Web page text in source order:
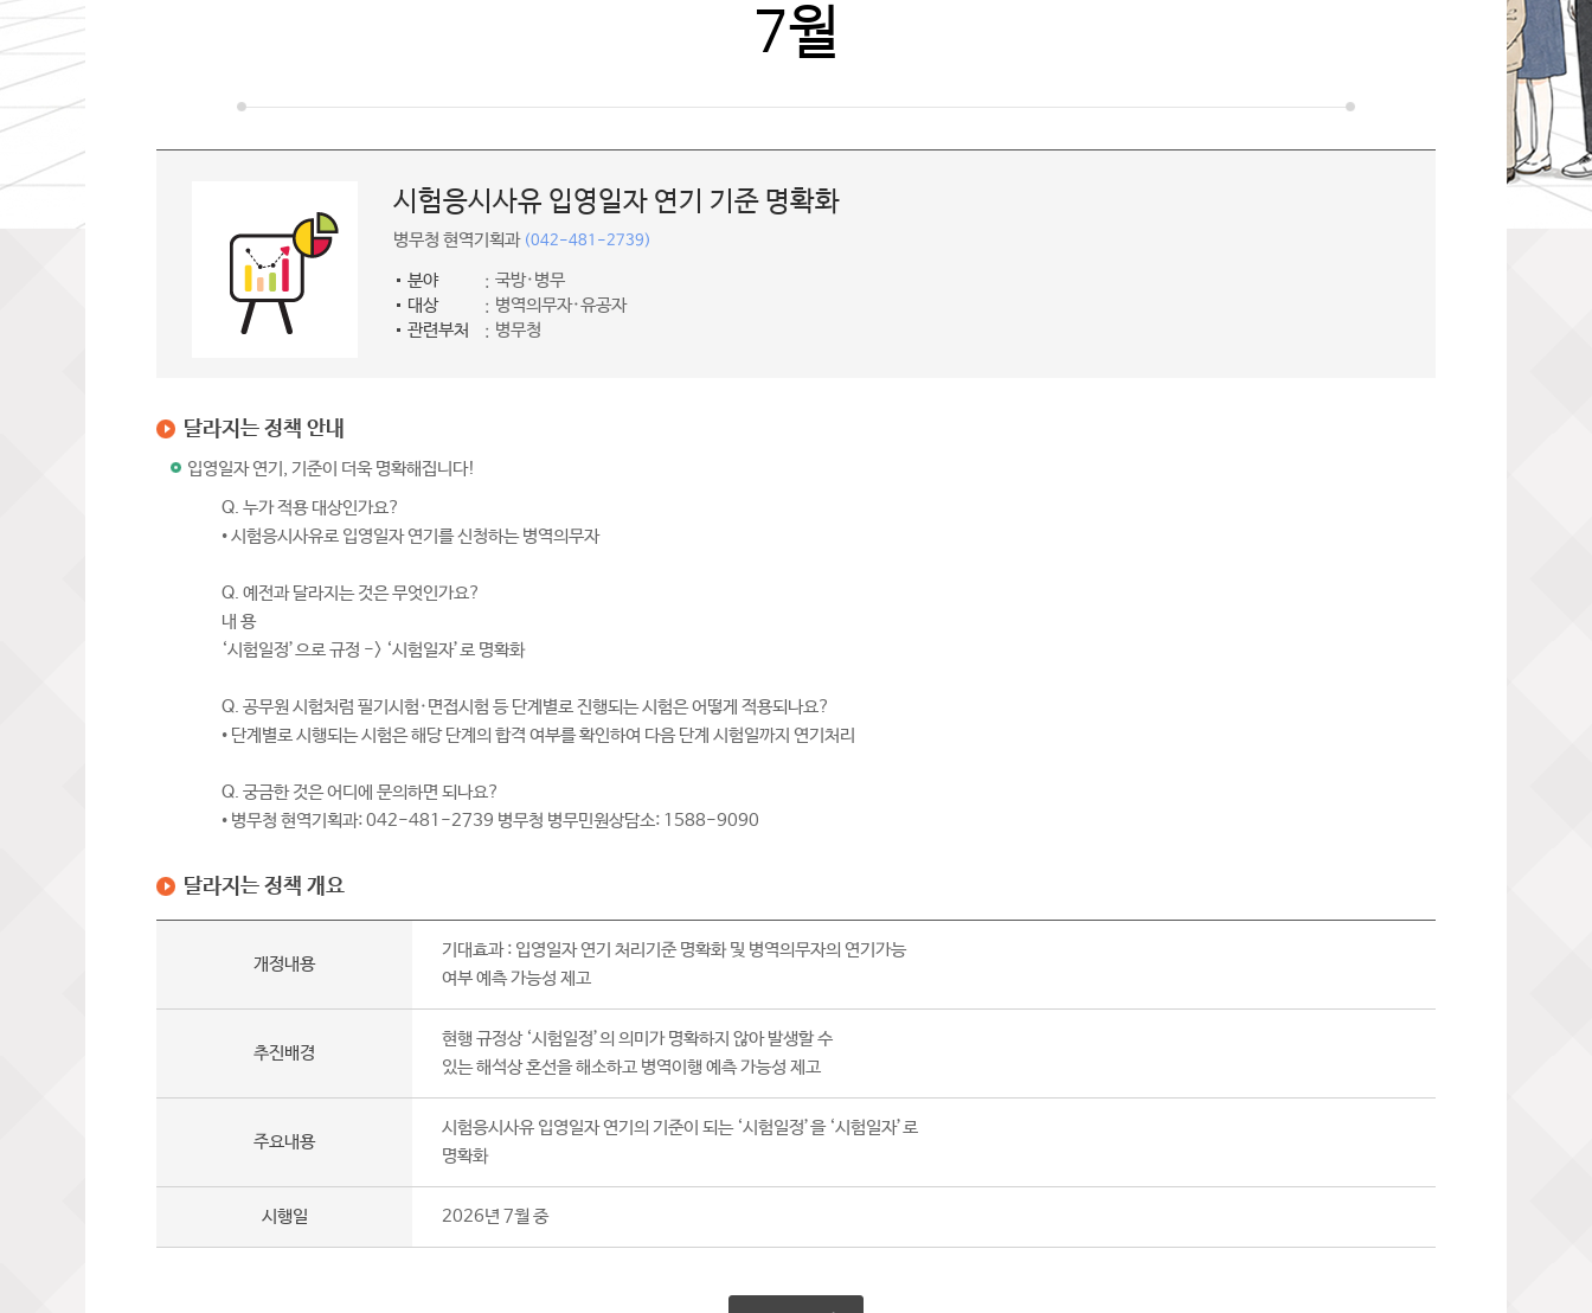
7월
시험응시사유 입영일자 연기 기준 명확화
병무청 현역기획과 (042-481-2739)
분야
국방·병무
대상
병역의무자·유공자
관련부처
병무청
달라지는 정책 안내
입영일자 연기, 기준이 더욱 명확해집니다!
Q. 누가 적용 대상인가요?
• 시험응시사유로 입영일자 연기를 신청하는 병역의무자
Q. 예전과 달라지는 것은 무엇인가요?
내 용
‘시험일정’으로 규정 -> ‘시험일자’로 명확화
Q. 공무원 시험처럼 필기시험·면접시험 등 단계별로 진행되는 시험은 어떻게 적용되나요?
• 단계별로 시행되는 시험은 해당 단계의 합격 여부를 확인하여 다음 단계 시험일까지 연기처리
Q. 궁금한 것은 어디에 문의하면 되나요?
• 병무청 현역기획과: 042-481-2739 병무청 병무민원상담소: 1588-9090
달라지는 정책 개요
개정내용
기대효과 : 입영일자 연기 처리기준 명확화 및 병역의무자의 연기가능
여부 예측 가능성 제고
추진배경
현행 규정상 ‘시험일정’의 의미가 명확하지 않아 발생할 수
있는 해석상 혼선을 해소하고 병역이행 예측 가능성 제고
주요내용
시험응시사유 입영일자 연기의 기준이 되는 ‘시험일정’을 ‘시험일자’로
명확화
시행일 2026년 7월 중